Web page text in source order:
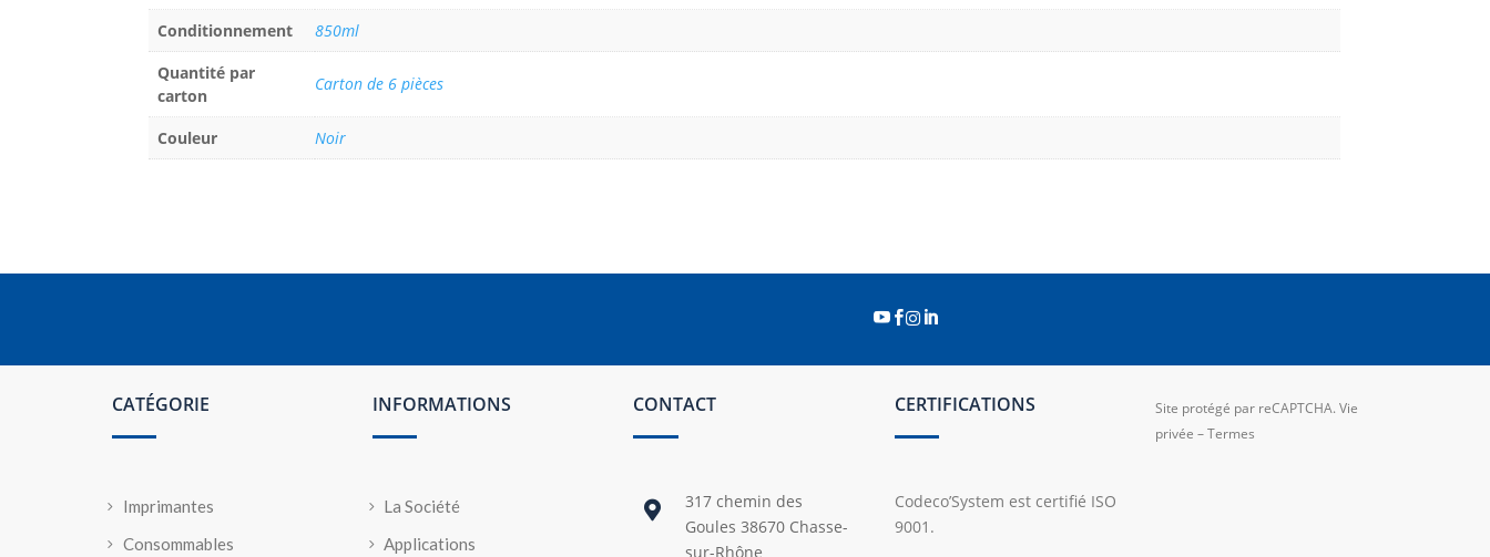
Conditionnement
850ml
Quantité par
carton
Carton de 6 pièces
Couleur Noir
 
CATÉGORIE
Imprimantes
Consommables
INFORMATIONS
La Société
Applications
CONTACT

317 chemin des
Goules 38670 Chasse-
sur-Rhône
CERTIFICATIONS
Codeco’System est certifié ISO
9001.
Site protégé par reCAPTCHA.Vie
privée –Termes